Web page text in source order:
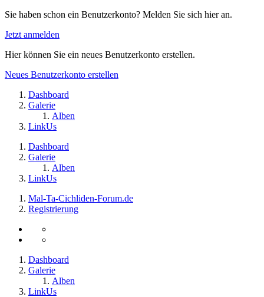
Sie haben schon ein Benutzerkonto? Melden Sie sich hier an.
Jetzt anmelden
Hier können Sie ein neues Benutzerkonto erstellen.
Neues Benutzerkonto erstellen
Dashboard
Galerie
Alben
LinkUs
Dashboard
Galerie
Alben
LinkUs
Mal-Ta-Cichliden-Forum.de
Registrierung
Dashboard
Galerie
Alben
LinkUs